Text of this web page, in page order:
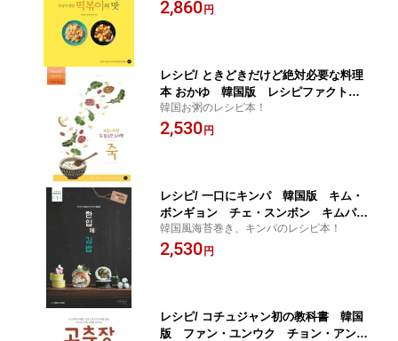
2,860 円
レシピ/ ときどきだけど絶対必要な料理
本 おかゆ 韓国版 レシピファクトリ
ー ライブラリー お粥 韓国料理 韓
国書籍
韓国お粥のレシピ本！
2,530 円
レシピ/ 一口にキンパ 韓国版 キム・
ボンギョン チェ・スンボン キムパ
プ 海苔巻き のり巻き 韓国料理 韓
国書籍
韓国風海苔巻き、キンパのレシピ本！
2,530 円
レシピ/ コチュジャン初の教科書 韓国
版 ファン・ユンウク チョン・アンス